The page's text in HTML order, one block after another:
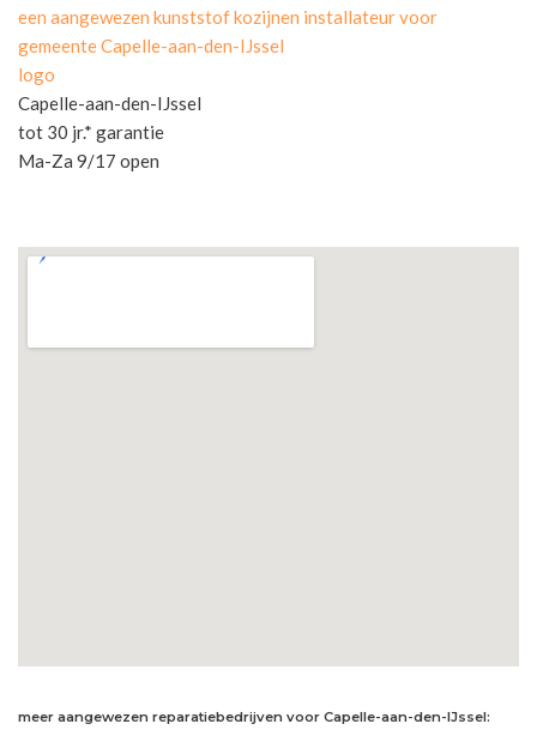
een aangewezen kunststof kozijnen installateur voor
gemeente Capelle-aan-den-IJssel
logo
Capelle-aan-den-IJssel
tot 30 jr.* garantie
Ma-Za 9/17 open
meer aangewezen reparatiebedrijven voor Capelle-aan-den-IJssel: